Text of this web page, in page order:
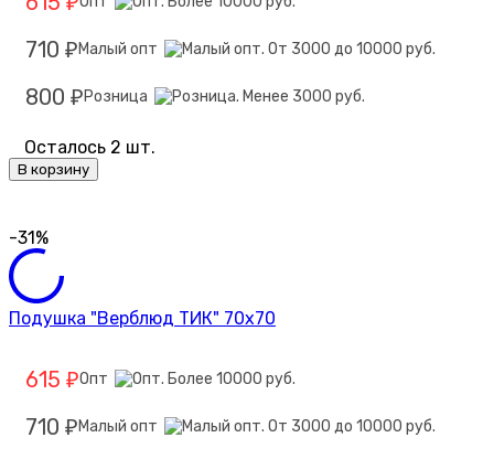
710 ₽ Малый опт
800 ₽ Розница
Осталось 2 шт.
В корзину
-31%
Подушка "Верблюд ТИК" 70х70
615 ₽Опт
710 ₽ Малый опт